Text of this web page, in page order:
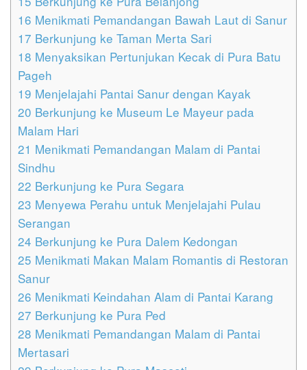
16 Menikmati Pemandangan Bawah Laut di Sanur
17 Berkunjung ke Taman Merta Sari
18 Menyaksikan Pertunjukan Kecak di Pura Batu
Pageh
19 Menjelajahi Pantai Sanur dengan Kayak
20 Berkunjung ke Museum Le Mayeur pada
Malam Hari
21 Menikmati Pemandangan Malam di Pantai
Sindhu
22 Berkunjung ke Pura Segara
23 Menyewa Perahu untuk Menjelajahi Pulau
Serangan
24 Berkunjung ke Pura Dalem Kedongan
25 Menikmati Makan Malam Romantis di Restoran
Sanur
26 Menikmati Keindahan Alam di Pantai Karang
27 Berkunjung ke Pura Ped
28 Menikmati Pemandangan Malam di Pantai
Mertasari